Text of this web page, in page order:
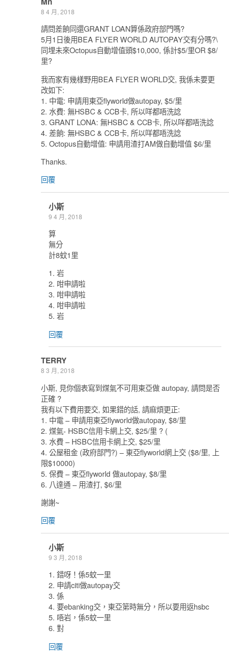
8 4 月, 2018
請問差餉同還GRANT LOAN算係政府部門嗎?
5月1日後用BEA FLYER WORLD AUTOPAY交有分嗎?\
同埋未來Octopus自動增值頭$10,000, 係計$5/里OR $8/
里?
我而家有幾樣野用BEA FLYER WORLD交, 我係未要更
改如下:
1. 中電: 申請用東亞flyworld做autopay, $5/里
2. 水費: 無HSBC & CCB卡, 所以咩都唔洗諗
3. GRANT LONA: 無HSBC & CCB卡, 所以咩都唔洗諗
4. 差餉: 無HSBC & CCB卡, 所以咩都唔洗諗
5. Octopus自動增值: 申請用渣打AM做自動增值 $6/里
Thanks.
回覆
小斯
9 4 月, 2018
算
無分
計8蚊1里
1. 岩
2. 咁申請啦
3. 咁申請啦
4. 咁申請啦
5. 岩
回覆
TERRY
8 3 月, 2018
小斯, 見你個表寫到煤氣不可用東亞做 autopay, 請問是否
正確 ?
我有以下費用要交, 如果錯的話, 請麻煩更正:
1. 中電 – 申請用東亞flyworld做autopay, $8/里
2. 煤氣- HSBC信用卡網上交, $25/里 ? (
3. 水費 – HSBC信用卡網上交, $25/里
4. 公屋租金 (政府部門?) – 東亞flyworld網上交 ($8/里, 上
限$10000)
5. 保費 – 東亞flyworld 做autopay, $8/里
6. 八達通 – 用渣打, $6/里
謝謝~
回覆
小斯
9 3 月, 2018
1. 錯呀！係5蚊一里
2. 申請citi做autopay交
3. 係
4. 要ebanking交，東亞第時無分，所以要用返hsbc
5. 唔岩，係5蚊一里
6. 對
回覆